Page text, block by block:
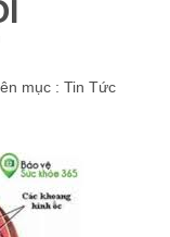
mục : Tin Tức